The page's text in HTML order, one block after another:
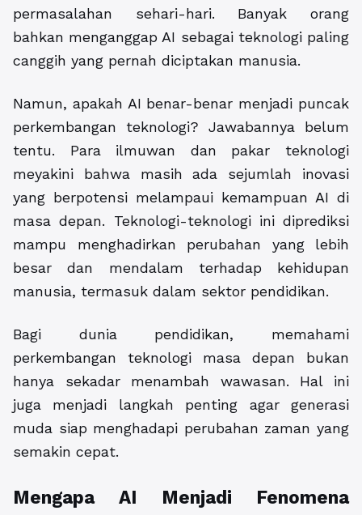
permasalahan sehari-hari. Banyak orang
bahkan menganggap AI sebagai teknologi paling
canggih yang pernah diciptakan manusia.
Namun, apakah AI benar-benar menjadi puncak
perkembangan teknologi? Jawabannya belum
tentu. Para ilmuwan dan pakar teknologi
meyakini bahwa masih ada sejumlah inovasi
yang berpotensi melampaui kemampuan AI di
masa depan. Teknologi-teknologi ini diprediksi
mampu menghadirkan perubahan yang lebih
besar dan mendalam terhadap kehidupan
manusia, termasuk dalam sektor pendidikan.
Bagi dunia pendidikan, memahami
perkembangan teknologi masa depan bukan
hanya sekadar menambah wawasan. Hal ini
juga menjadi langkah penting agar generasi
muda siap menghadapi perubahan zaman yang
semakin cepat.
Mengapa AI Menjadi Fenomena